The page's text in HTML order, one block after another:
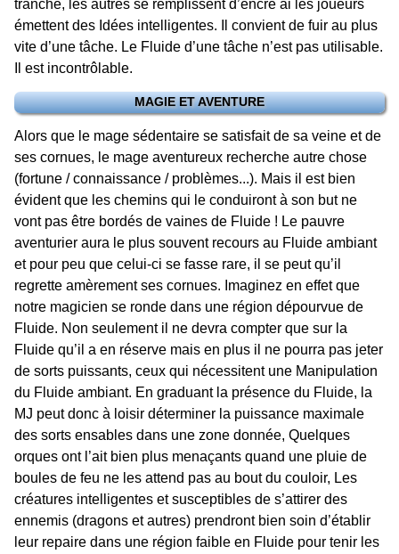
tranche, les autres se remplissent d’encre ai les joueurs
émettent des Idées intelligentes. Il convient de fuir au plus
vite d’une tâche. Le Fluide d’une tâche n’est pas utilisable.
Il est incontrôlable.
MAGIE ET AVENTURE
Alors que le mage sédentaire se satisfait de sa veine et de
ses cornues, le mage aventureux recherche autre chose
(fortune / connaissance / problèmes...). Mais il est bien
évident que les chemins qui le conduiront à son but ne
vont pas être bordés de vaines de Fluide ! Le pauvre
aventurier aura le plus souvent recours au Fluide ambiant
et pour peu que celui-ci se fasse rare, il se peut qu’il
regrette amèrement ses cornues. Imaginez en effet que
notre magicien se ronde dans une région dépourvue de
Fluide. Non seulement il ne devra compter que sur la
Fluide qu’il a en réserve mais en plus il ne pourra pas jeter
de sorts puissants, ceux qui nécessitent une Manipulation
du Fluide ambiant. En graduant la présence du Fluide, la
MJ peut donc à loisir déterminer la puissance maximale
des sorts ensables dans une zone donnée, Quelques
orques ont l’ait bien plus menaçants quand une pluie de
boules de feu ne les attend pas au bout du couloir, Les
créatures intelligentes et susceptibles de s’attirer des
ennemis (dragons et autres) prendront bien soin d’établir
leur repaire dans une région faible en Fluide pour tenir les